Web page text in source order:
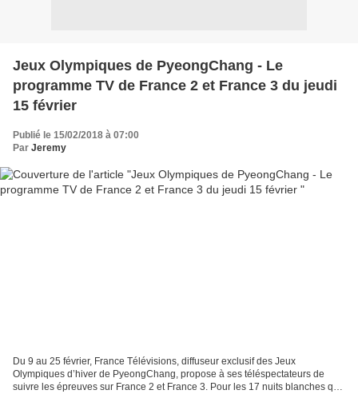
Jeux Olympiques de PyeongChang - Le
programme TV de France 2 et France 3 du jeudi
15 février
Publié le 15/02/2018 à 07:00
Par Jeremy
Du 9 au 25 février, France Télévisions, diffuseur exclusif des Jeux
Olympiques d’hiver de PyeongChang, propose à ses téléspectateurs de
suivre les épreuves sur France 2 et France 3. Pour les 17 nuits blanches qui